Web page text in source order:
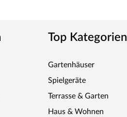
Top Kategorien
Gartenhäuser
Spielgeräte
Terrasse & Garten
Haus & Wohnen